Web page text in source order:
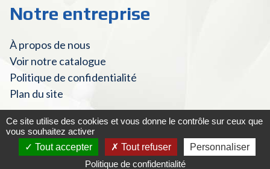
Notre entreprise
À propos de nous
Voir notre catalogue
Politique de confidentialité
Plan du site
© Fourniture Laitière 2022 - Tous droits réservés |
Mentions
légales et Crédits
Créé
par
Mister Harry
Ce site utilise des cookies et vous donne le contrôle sur ceux que
vous souhaitez activer
Tout accepter
Tout refuser
Personnaliser
Politique de confidentialité